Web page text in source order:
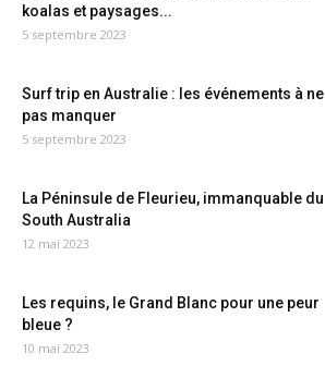
koalas et paysages...
5 septembre 2023
Surf trip en Australie : les événements à ne
pas manquer
5 septembre 2023
La Péninsule de Fleurieu, immanquable du
South Australia
12 mai 2023
Les requins, le Grand Blanc pour une peur
bleue ?
10 mai 2023